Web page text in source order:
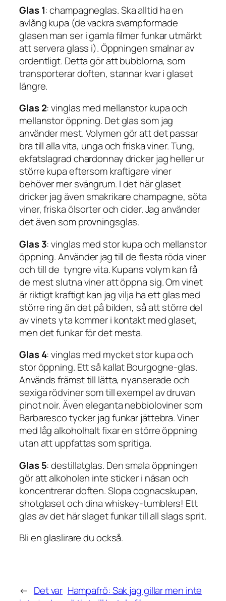
Glas 1: champagneglas. Ska alltid ha en
avlång kupa (de vackra svampformade
glasen man ser i gamla filmer funkar utmärkt
att servera glass i). Öppningen smalnar av
ordentligt. Detta gör att bubblorna, som
transporterar doften, stannar kvar i glaset
längre.
Glas 2: vinglas med mellanstor kupa och
mellanstor öppning. Det glas som jag
använder mest. Volymen gör att det passar
bra till alla vita, unga och friska viner. Tung,
ekfatslagrad chardonnay dricker jag heller ur
större kupa eftersom kraftigare viner
behöver mer svängrum. I det här glaset
dricker jag även smakrikare champagne, söta
viner, friska ölsorter och cider. Jag använder
det även som provningsglas.
Glas 3: vinglas med stor kupa och mellanstor
öppning. Använder jag till de flesta röda viner
och till de tyngre vita. Kupans volym kan få
de mest slutna viner att öppna sig. Om vinet
är riktigt kraftigt kan jag vilja ha ett glas med
större ring än det på bilden, så att större del
av vinets yta kommer i kontakt med glaset,
men det funkar för det mesta.
Glas 4: vinglas med mycket stor kupa och
stor öppning. Ett så kallat Bourgogne-glas.
Används främst till lätta, nyanserade och
sexiga rödviner som till exempel av druvan
pinot noir. Även eleganta nebbioloviner som
Barbaresco tycker jag funkar jättebra. Viner
med låg alkoholhalt fixar en större öppning
utan att uppfattas som spritiga.
Glas 5: destillatglas. Den smala öppningen
gör att alkoholen inte sticker i näsan och
koncentrerar doften. Slopa cognacskupan,
shotglaset och dina whiskey-tumblers! Ett
glas av det här slaget funkar till all slags sprit.
Bli en glaslirare du också.
← Det var Hampafrö: Sak jag gillar men inte